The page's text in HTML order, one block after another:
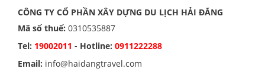
CÔNG TY CỔ PHẦN XÂY DỰNG DU LỊCH HẢI ĐĂNG
Mã số thuế: 0310535887
Tel: 19002011 - Hotline: 0911222288
Email: info@haidangtravel.com